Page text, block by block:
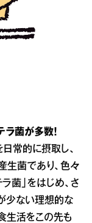
ラ菌が多数！
常的に摂取し、
生菌であり、色々
菌」をはじめ、さ
少ない理想的な
生活をこの先も